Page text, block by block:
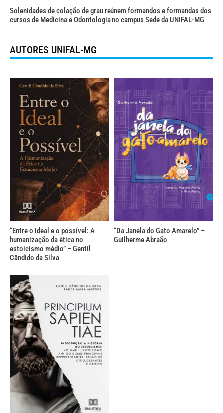
Solenidades de colação de grau reúnem formandos e formandas dos
cursos de Medicina e Odontologia no campus Sede da UNIFAL-MG
AUTORES UNIFAL-MG
“Entre o ideal e o possível: A
humanização da ética no
estoicismo médio” – Gentil
Cândido da Silva
“Da Janela do Gato Amarelo” –
Guilherme Abraão